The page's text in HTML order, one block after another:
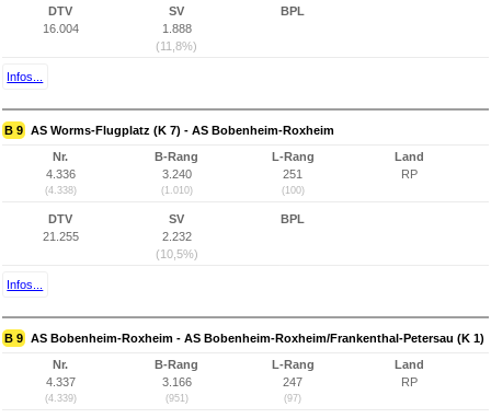
DTV
16.004
SV
1.888
(11,8%)
BPL
Infos...
B 9 AS Worms-Flugplatz (K 7) - AS Bobenheim-Roxheim
Nr.
4.336
(4.338)
B-Rang
3.240
(1.010)
L-Rang
251
(100)
Land
RP
DTV
21.255
SV
2.232
(10,5%)
BPL
Infos...
B 9 AS Bobenheim-Roxheim - AS Bobenheim-Roxheim/Frankenthal-Petersau (K 1)
Nr.
4.337
(4.339)
B-Rang
3.166
(951)
L-Rang
247
(97)
Land
RP